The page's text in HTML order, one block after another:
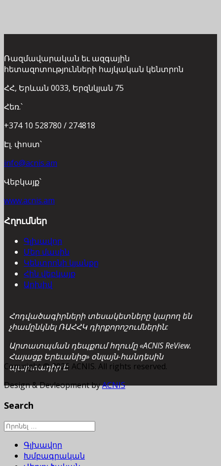
Ռազմավարական եւ ազգային
հետազոտությունների հայկական կենտրոն
ՀՀ, Երևան 0033, Երզնկյան 75
Հեռ.՝
+374 10 528780 / 274818
Էլ. փոստ՝
info@acnis.am
Վեբկայք՝
www.acnis.am
Հղումներ
Գլխավոր
Մեր մասին
Կենտրոնի կյանքը
Հին վեբկայք
Արխիվ
Հոդվածագիրների տեսակետները կարող են
չհամընկնել ՌԱՀՀԿ դիրքորոշումներին:
Արտատպման դեպքում հղումը «ACNIS ReView.
Հայացք Երեւանից» օնլայն-հանդեսին
պարտադիր է:
Copyright © 2026 ACNIS. All rights reserved.
Design & Devleopment byACNIS
Search
Գլխավոր
Խմբագրական